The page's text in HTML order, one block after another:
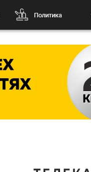
Политика